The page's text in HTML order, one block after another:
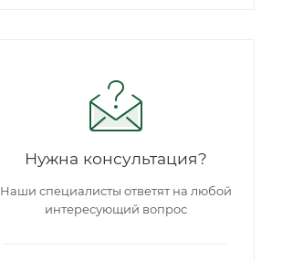
Нужна консультация?
Наши специалисты ответят на любой
интересующий вопрос